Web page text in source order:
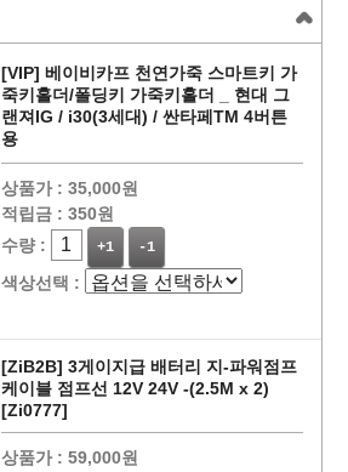
[VIP] 베이비카프 천연가죽 스마트키 가
죽키홀더/폴딩키 가죽키홀더 _ 현대 그
랜져IG / i30(3세대) / 싼타페TM 4버튼
용
상품가 : 35,000원
적립금 : 350원
수량 :
+1 -1
색상선택 :
[ZiB2B] 3게이지급 배터리 지-파워점프
케이블 점프선 12V 24V -(2.5M x 2)
[Zi0777]
상품가 : 59,000원